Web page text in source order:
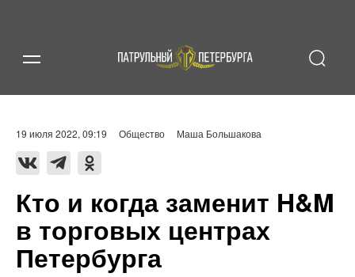
19 июля 2022, 09:19 Общество Маша Большакова
Кто и когда заменит H&M
в торговых центрах
Петербурга